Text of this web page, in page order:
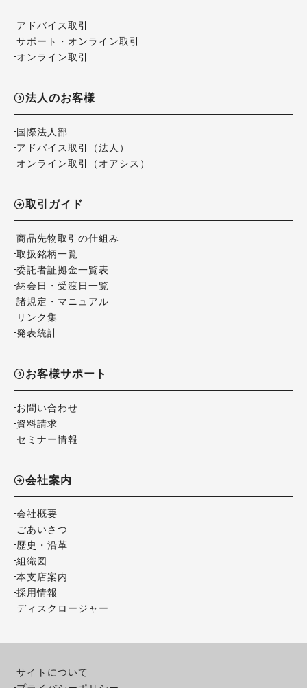
アドバイス取引
サポート・オンライン取引
オンライン取引
法人のお客様
国際法人部
アドバイス取引（法人）
オンライン取引（オアシス）
取引ガイド
商品先物取引の仕組み
取扱銘柄一覧
委託者証拠金一覧表
納会日・受渡日一覧
諸規定・マニュアル
リンク集
発表統計
お客様サポート
お問い合わせ
資料請求
セミナー情報
会社案内
会社概要
ごあいさつ
歴史・沿革
組織図
本支店案内
採用情報
ディスクロージャー
サイトについて